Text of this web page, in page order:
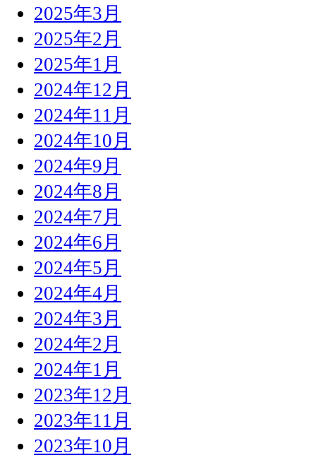
2025年3月
2025年2月
2025年1月
2024年12月
2024年11月
2024年10月
2024年9月
2024年8月
2024年7月
2024年6月
2024年5月
2024年4月
2024年3月
2024年2月
2024年1月
2023年12月
2023年11月
2023年10月